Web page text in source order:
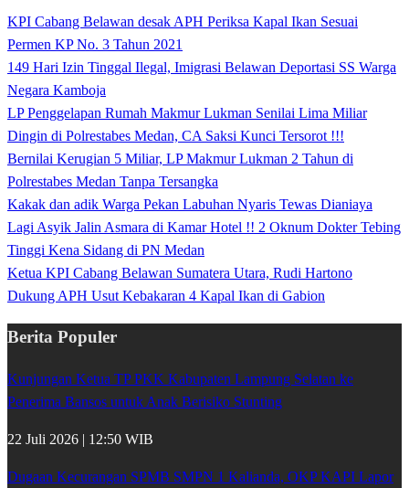
KPI Cabang Belawan desak APH Periksa Kapal Ikan Sesuai
Permen KP No. 3 Tahun 2021
149 Hari Izin Tinggal Ilegal, Imigrasi Belawan Deportasi SS Warga
Negara Kamboja
LP Penggelapan Rumah Makmur Lukman Senilai Lima Miliar
Dingin di Polrestabes Medan, CA Saksi Kunci Tersorot !!!
Bernilai Kerugian 5 Miliar, LP Makmur Lukman 2 Tahun di
Polrestabes Medan Tanpa Tersangka
Kakak dan adik Warga Pekan Labuhan Nyaris Tewas Dianiaya
Lagi Asyik Jalin Asmara di Kamar Hotel !! 2 Oknum Dokter Tebing
Tinggi Kena Sidang di PN Medan
Ketua KPI Cabang Belawan Sumatera Utara, Rudi Hartono
Dukung APH Usut Kebakaran 4 Kapal Ikan di Gabion
Berita Populer
Kunjungan Ketua TP PKK Kabupaten Lampung Selatan ke
Penerima Bansos untuk Anak Berisiko Stunting
22 Juli 2026 | 12:50 WIB
Dugaan Kecurangan SPMB SMPN 1 Kalianda, OKP KAPI Lapor